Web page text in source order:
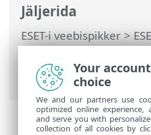
Jäljerida
ESET-i veebispikker>
Antivirus>Täpsem
Teavitused>
Interaktiivsete hoiatuste
Your
choice
We and our partners use
optimized online experience,
and serve you with
collection of all cookies by